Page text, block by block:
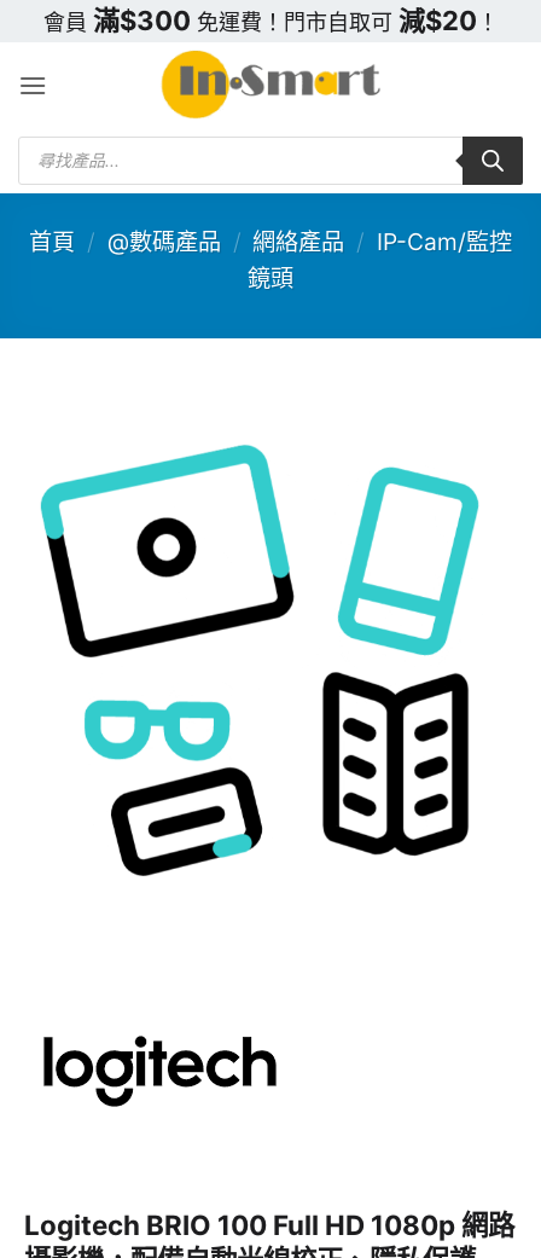
content
會員 滿$300 免運費！門市自取可 減$20 ！
Products
search
首頁 / @數碼產品 / 網絡產品 / IP-Cam/監控
鏡頭
Logitech BRIO 100 Full HD 1080p 網路